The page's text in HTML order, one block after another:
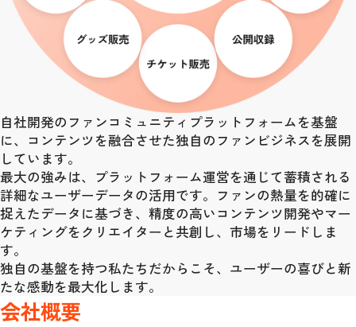
自社開発のファンコミュニティプラットフォームを基盤
に、コンテンツを融合させた独自のファンビジネスを展開
しています。
最大の強みは、プラットフォーム運営を通じて蓄積される
詳細なユーザーデータの活用です。ファンの熱量を的確に
捉えたデータに基づき、精度の高いコンテンツ開発やマー
ケティングをクリエイターと共創し、市場をリードしま
す。
独自の基盤を持つ私たちだからこそ、ユーザーの喜びと新
たな感動を最大化します。
会社概要